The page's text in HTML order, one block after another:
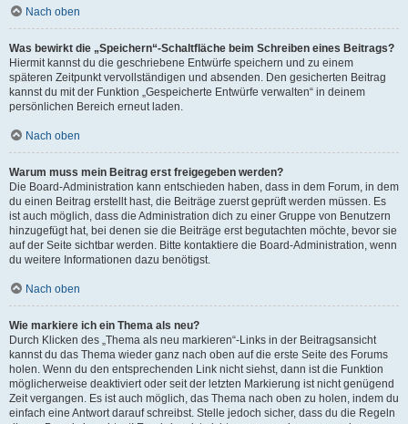
Nach oben
Was bewirkt die „Speichern“-Schaltfläche beim Schreiben eines Beitrags?
Hiermit kannst du die geschriebene Entwürfe speichern und zu einem
späteren Zeitpunkt vervollständigen und absenden. Den gesicherten Beitrag
kannst du mit der Funktion „Gespeicherte Entwürfe verwalten“ in deinem
persönlichen Bereich erneut laden.
Nach oben
Warum muss mein Beitrag erst freigegeben werden?
Die Board-Administration kann entschieden haben, dass in dem Forum, in dem
du einen Beitrag erstellt hast, die Beiträge zuerst geprüft werden müssen. Es
ist auch möglich, dass die Administration dich zu einer Gruppe von Benutzern
hinzugefügt hat, bei denen sie die Beiträge erst begutachten möchte, bevor sie
auf der Seite sichtbar werden. Bitte kontaktiere die Board-Administration, wenn
du weitere Informationen dazu benötigst.
Nach oben
Wie markiere ich ein Thema als neu?
Durch Klicken des „Thema als neu markieren“-Links in der Beitragsansicht
kannst du das Thema wieder ganz nach oben auf die erste Seite des Forums
holen. Wenn du den entsprechenden Link nicht siehst, dann ist die Funktion
möglicherweise deaktiviert oder seit der letzten Markierung ist nicht genügend
Zeit vergangen. Es ist auch möglich, das Thema nach oben zu holen, indem du
einfach eine Antwort darauf schreibst. Stelle jedoch sicher, dass du die Regeln